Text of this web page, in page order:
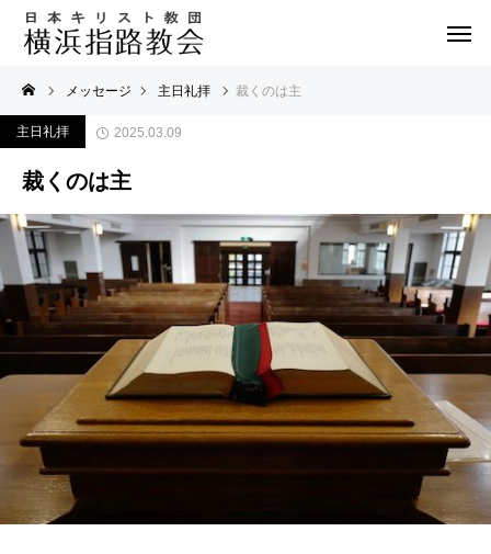
メッセージ 主日礼拝 裁くのは主
主日礼拝 2025.03.09
裁くのは主